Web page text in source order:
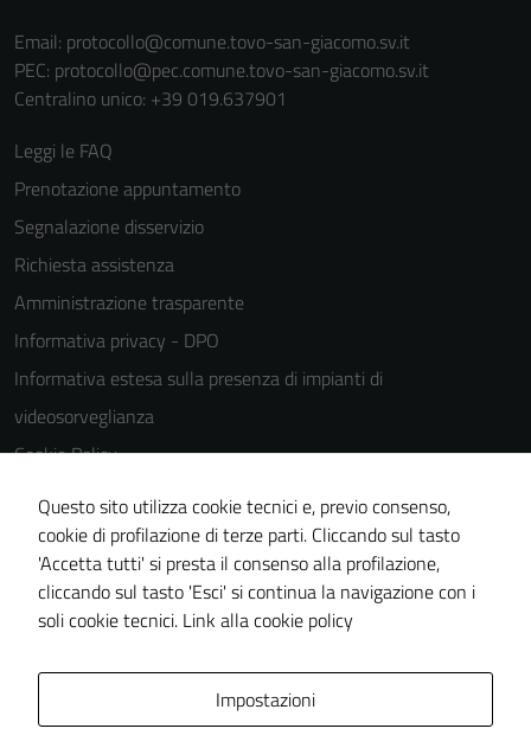
Email: protocollo@comune.tovo-san-giacomo.sv.it
PEC: protocollo@pec.comune.tovo-san-giacomo.sv.it
Centralino unico: +39 019.637901
Leggi le FAQ
Prenotazione appuntamento
Segnalazione disservizio
Richiesta assistenza
Amministrazione trasparente
Informativa privacy - DPO
Informativa estesa sulla presenza di impianti di
videosorveglianza
Cookie Policy
Note legali
Dichiarazione di accessibilità
Piano di miglioramento del sito
Statistiche sito web
Questo sito utilizza cookie tecnici e, previo consenso,
cookie di profilazione di terze parti. Cliccando sul tasto
'Accetta tutti' si presta il consenso alla profilazione,
cliccando sul tasto 'Esci' si continua la navigazione con i
soli cookie tecnici. Link alla cookie policy
Impostazioni
per il
del sito e non
essere
disabilitati.
Questi cookie
non raccolgono
informazioni